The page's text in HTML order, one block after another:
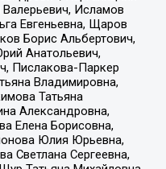
Исламов
Евгеньевна, Щаров
Борис Альбертович,
Анатольевич,
Пислакова-Паркер
Владимировна,
Татьяна
Александровна,
Елена Борисовна,
Юлия Юрьевна,
Светлана Сергеевна,